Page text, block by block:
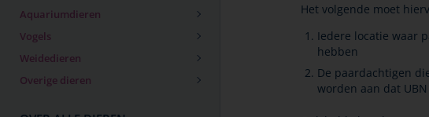
Aquariumdieren
Vogels
Weidedieren
Overige dieren
Het volgende moet
Iedere locatie waar
hebben
De paardachtigen
worden aan dat UBN